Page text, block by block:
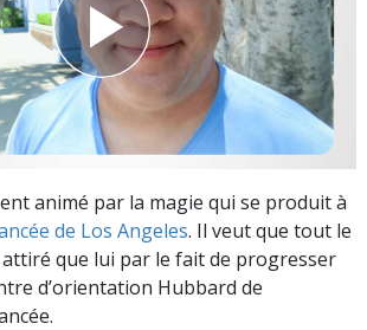
animé par la magie qui se produit à
de Los Angeles. Il veut que tout le
que lui par le fait de progresser
d’orientation Hubbard de